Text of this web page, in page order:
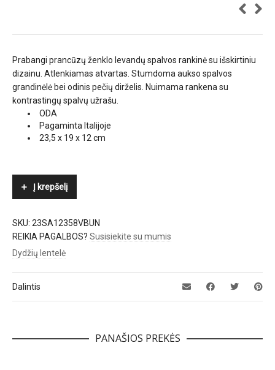
Prabangi prancūzų ženklo levandų spalvos rankinė su išskirtiniu
dizainu. Atlenkiamas atvartas. Stumdoma aukso spalvos
grandinėlė bei odinis pečių dirželis. Nuimama rankena su
kontrastingų spalvų užrašu.
ODA
Pagaminta Italijoje
23,5 x 19 x 12 cm
Į krepšelį
SKU: 23SA12358VBUN
REIKIA PAGALBOS? Susisiekite su mumis
Dydžių lentelė
Dalintis
PANAŠIOS PREKĖS